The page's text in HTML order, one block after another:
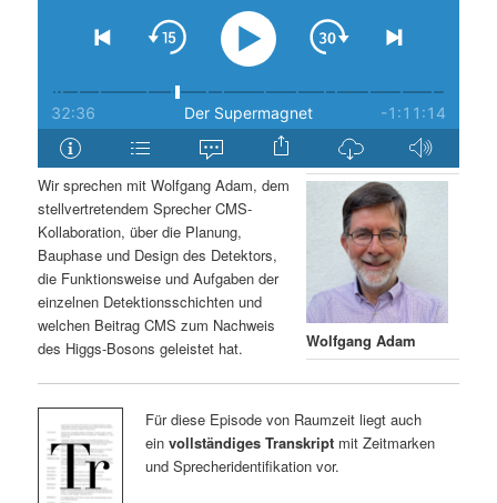
n
g
e
n
r
i
n
g
e
Wolfgang Adam
Wir sprechen mit Wolfgang Adam, dem
stellvertretendem Sprecher CMS-
Kollaboration, über die Planung,
Bauphase und Design des Detektors,
die Funktionsweise und Aufgaben der
einzelnen Detektionsschichten und
welchen Beitrag CMS zum Nachweis
des Higgs-Bosons geleistet hat.
Für diese Episode von Raumzeit liegt auch
ein vollständiges Transkriptmit Zeitmarken
und Sprecheridentifikation vor.